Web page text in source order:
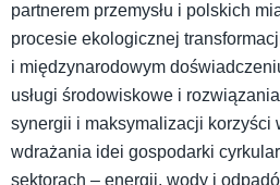
partnerem przemysłu i polskich
procesie ekologicznej
i międzynarodowym
usługi środowiskowe i
synergii i maksymalizacji korzyści
wdrażania idei gospodarki
sektorach – energii, wody i